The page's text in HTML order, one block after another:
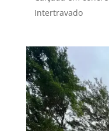
Intertravado